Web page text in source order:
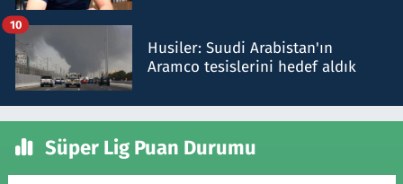
Husiler: Suudi Arabistan'ın
Aramco tesislerini hedef aldık
10
Süper Lig Puan Durumu